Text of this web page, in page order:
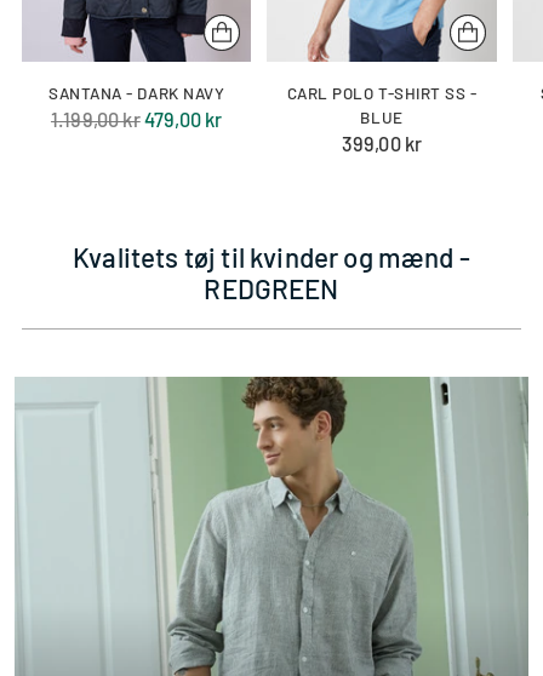
SANTANA - DARK NAVY
Normal
1.199,00 kr479,00 kr
CARL POLO T-SHIRT SS -
BLUE
399,00 kr
Kvalitets tøj til kvinder og mænd -
REDGREEN